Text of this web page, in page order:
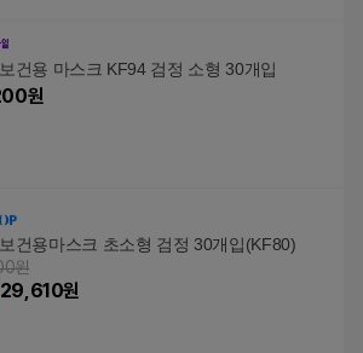
건용 마스크 KF94 검정 소형 30개입
원
건용마스크 초소형 검정 30개입(KF80)
원
29,610원